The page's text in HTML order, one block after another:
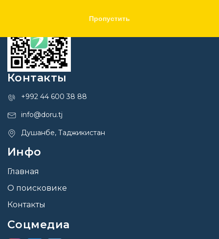
Пропустить
Контакты
+992 44 600 38 88
info@doru.tj
Душанбе, Таджикистан
Инфо
Главная
О поисковике
Контакты
Соцмедиа